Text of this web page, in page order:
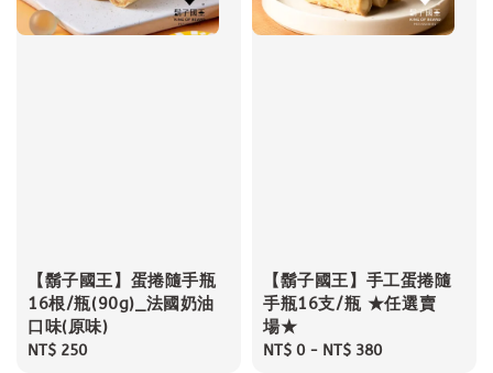
【鬍子國王】蛋捲隨手瓶
16根/瓶(90g)_法國奶油
口味(原味)
Regular
NT$ 250
【鬍子國王】手工蛋捲隨
手瓶16支/瓶 ★任選賣
場★
Regular
NT$ 0 - NT$ 380